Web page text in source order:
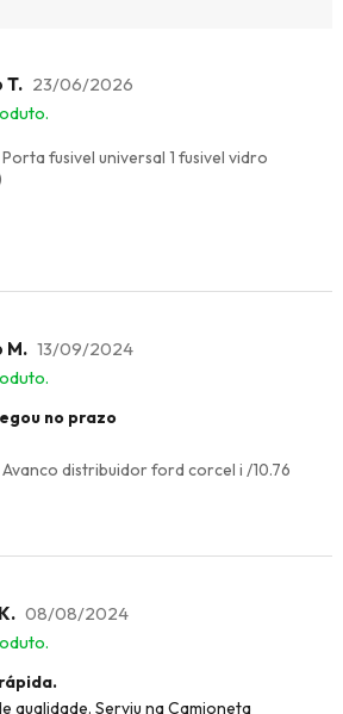
T. 23/06/2026
fusivel universal 1 fusivel vidro
M. 13/09/2024
no prazo
distribuidor ford corcel i /10.76
08/08/2024
qualidade. Serviu na Camioneta